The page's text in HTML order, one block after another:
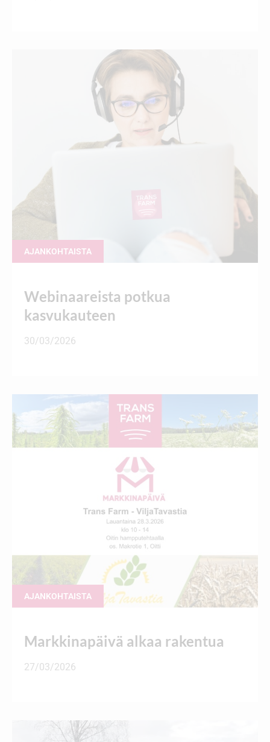
AJANKOHTAISTA
Webinaareista potkua
kasvukauteen
30/03/2026
AJANKOHTAISTA
Markkinapäivä alkaa rakentua
27/03/2026